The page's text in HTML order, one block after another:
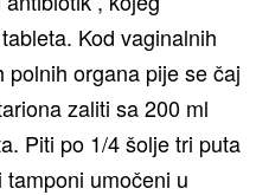
Kod vaginalnih
organa pije se čaj
zaliti sa 200 ml
Piti po 1/4 šolje tri puta
umočeni u